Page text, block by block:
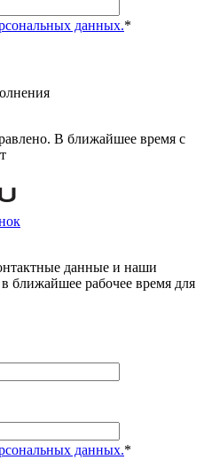
данных.*
В ближайшее время с
данные и наши
ближайшее рабочее время для
данных.*